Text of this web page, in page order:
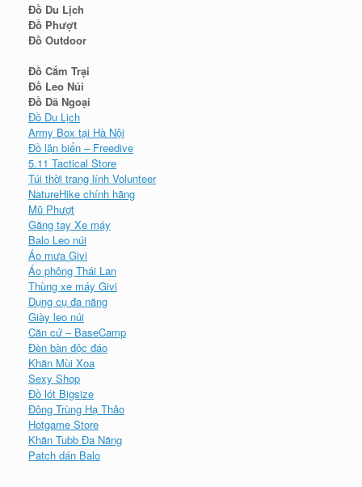
Đồ Du Lịch
Đồ Phượt
Đồ Outdoor
Đồ Cắm Trại
Đồ Leo Núi
Đồ Dã Ngoại
Đồ Du Lịch
Army Box tại Hà Nội
Đồ lặn biển – Freedive
5.11 Tactical Store
Túi thời trang lính Volunteer
NatureHike chính hãng
Mũ Phượt
Găng tay Xe máy
Balo Leo núi
Áo mưa Givi
Áo phông Thái Lan
Thùng xe máy Givi
Dụng cụ đa năng
Giày leo núi
Căn cứ – BaseCamp
Đèn bàn độc đáo
Khăn Mùi Xoa
Sexy Shop
Đồ lót Bigsize
Đông Trùng Hạ Thảo
Hotgame Store
Khăn Tubb Đa Năng
Patch dán Balo